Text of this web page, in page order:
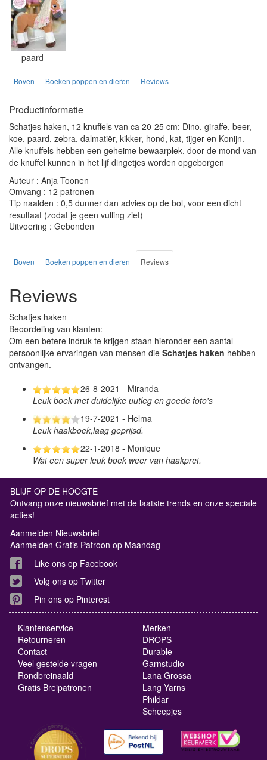
paard
Boven Boeken poppen en dieren Reviews
Productinformatie
Schatjes haken, 12 knuffels van ca 20-25 cm: Dino, giraffe, beer,
koe, paard, zebra, dalmatiër, kikker, hond, kat, tijger en Konijn.
Alle knuffels hebben een geheime bewaarplek, door de mond van
de knuffel kunnen in het lijf dingetjes worden opgeborgen
Auteur : Anja Toonen
Omvang : 12 patronen
Tip naalden : 0,5 dunner dan advies op de bol, voor een dicht
resultaat (zodat je geen vulling ziet)
Uitvoering : Gebonden
Boven Boeken poppen en dieren Reviews
Reviews
Schatjes haken
Beoordeling van klanten:
Om een betere indruk te krijgen staan hieronder een aantal
persoonlijke ervaringen van mensen die Schatjes haken hebben
ontvangen.
26-8-2021 - Miranda
Leuk boek met duidelijke uutleg en goede foto's
19-7-2021 - Helma
Leuk haakboek,laag geprijsd.
22-1-2018 - Monique
Wat een super leuk boek weer van haakpret.
BLIJF OP DE HOOGTE
Ontvang onze nieuwsbrief met de laatste trends en onze speciale
acties!
Aanmelden Nieuwsbrief
Aanmelden Gratis Patroon op Maandag
Like ons op Facebook
Volg ons op Twitter
Pin ons op Pinterest
Klantenservice
Retourneren
Contact
Veel gestelde vragen
Rondbreinaald
Gratis Breipatronen
Merken
DROPS
Durable
Garnstudio
Lana Grossa
Lang Yarns
Phildar
Scheepjes